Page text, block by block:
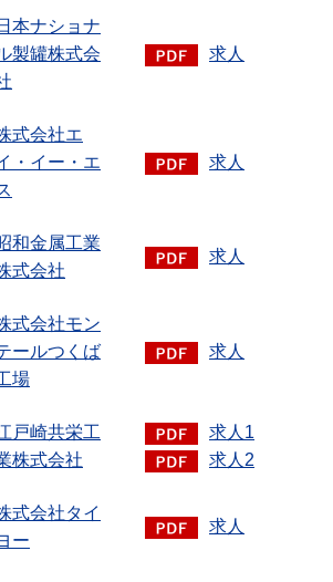
本ナショナ
製罐株式会
求人
式会社エ
・イー・エ
求人
和金属工業
式会社
求人
式会社モン
ールつくば
場
求人
戸崎共栄工
株式会社
求人1
求人2
式会社タイ
ー
求人